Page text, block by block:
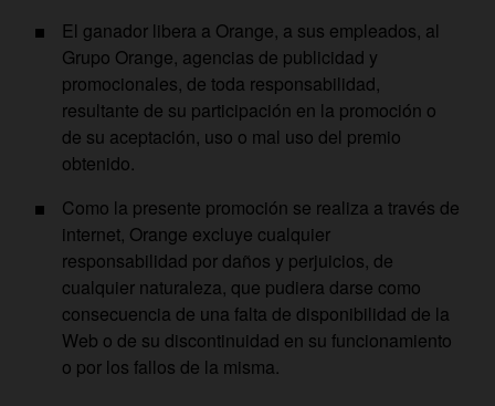
El ganador libera a Orange, a sus empleados, al
Grupo Orange, agencias de publicidad y
promocionales, de toda responsabilidad,
resultante de su participación en la promoción o
de su aceptación, uso o mal uso del premio
obtenido.
Como la presente promoción se realiza a través de
internet, Orange excluye cualquier
responsabilidad por daños y perjuicios, de
cualquier naturaleza, que pudiera darse como
consecuencia de una falta de disponibilidad de la
Web o de su discontinuidad en su funcionamiento
o por los fallos de la misma.